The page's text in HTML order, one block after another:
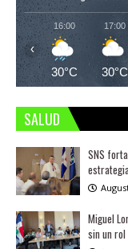
16:00
30°C
17:00
30°C
‹
SALUD
SNS
Miguel
sin un